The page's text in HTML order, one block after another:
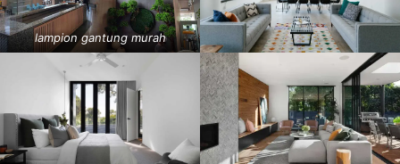
lampion gantung murah